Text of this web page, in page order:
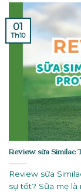
Review sữa Similac
Review sữa
sự tốt? Sữa mẹ
01
Th10